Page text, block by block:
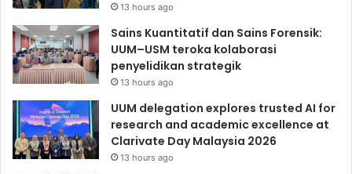
13 hours ago
Sains Kuantitatif dan Sains Forensik:
UUM–USM teroka kolaborasi
penyelidikan strategik
13 hours ago
UUM delegation explores trusted AI for
research and academic excellence at
Clarivate Day Malaysia 2026
13 hours ago